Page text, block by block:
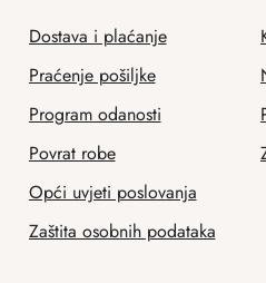
Dostava i plaćanje
Praćenje pošiljke
Program odanosti
Povrat robe
Opći uvjeti poslovanja
Zaštita osobnih podataka